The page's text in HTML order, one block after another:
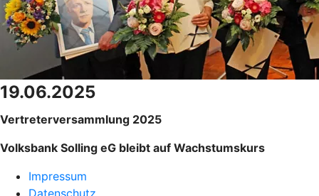
19.06.2025
Vertreterversammlung 2025
Volksbank Solling eG bleibt auf Wachstumskurs
Impressum
Datenschutz